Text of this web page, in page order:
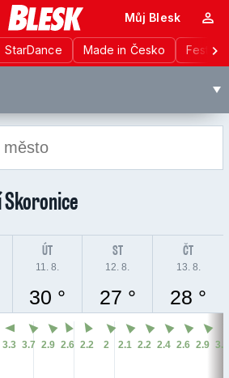
StarDance Made in Česko
Můj Blesk
Skoronice
ÚT
11. 8.
30 °
ST
12. 8.
27 °
ČT
13. 8.
28 °
3.3 3.7 2.9 2.6 2.2 2 2.1 2.2 2.4 2.6 2.9 3.1